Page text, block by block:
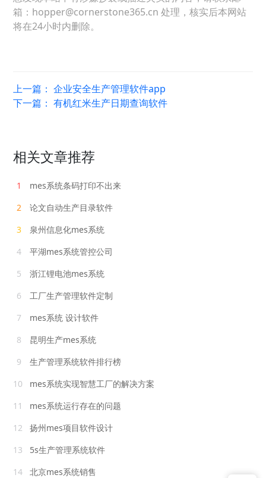
箱：hopper@cornerstone365.cn 处理，核实后本网站
将在24小时内删除。
上一篇：企业安全生产管理软件app
下一篇：有机红米生产日期查询软件
相关文章推荐
1
mes系统条码打印不出来
2
论文自动生产目录软件
3
泉州信息化mes系统
4
平湖mes系统管控公司
5
浙江锂电池mes系统
6
工厂生产管理软件定制
7
mes系统 设计软件
8
昆明生产mes系统
9
生产管理系统软件排行榜
10
mes系统实现智慧工厂的解决方案
11
mes系统运行存在的问题
12
扬州mes项目软件设计
13
5s生产管理系统软件
14
北京mes系统销售